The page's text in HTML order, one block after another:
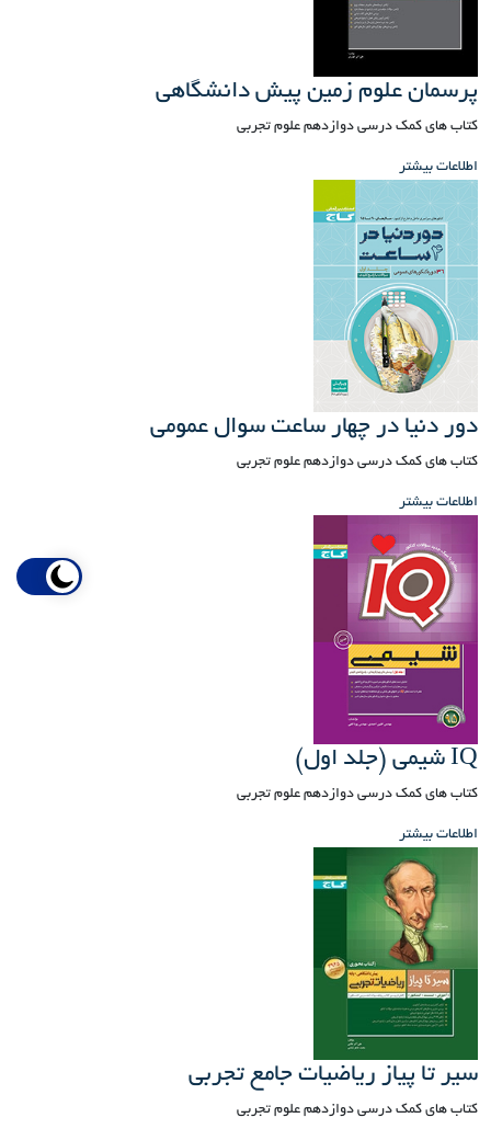
پرسمان علوم زمین پیش دانشگاهی
کتاب های کمک درسی دوازدهم علوم تجربی
اطلاعات بیشتر
دور دنیا در چهار ساعت سوال عمومی
کتاب های کمک درسی دوازدهم علوم تجربی
اطلاعات بیشتر
IQ شیمی (جلد اول)
کتاب های کمک درسی دوازدهم علوم تجربی
اطلاعات بیشتر
سیر تا پیاز ریاضیات جامع تجربی
کتاب های کمک درسی دوازدهم علوم تجربی